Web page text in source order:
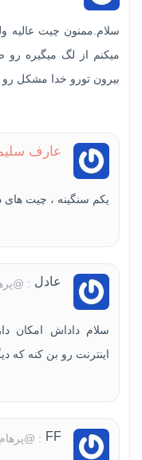
سلام.ممنون چیت عالیه
میکنم از لگ میگیره رو
بیرون تورو خدا مشکل رو
عارف
یکم سنگینه ، چیت های
عادل :
سلام داداش امکان
اینترنت رو بن کنه که
FF : @پرهام